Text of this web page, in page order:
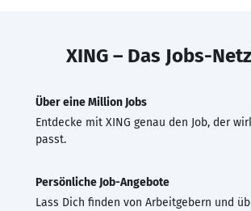
XING – Das Jobs-
Über eine Million Jobs
Entdecke mit XING genau den Job, der
passt.
Persönliche Job-Angebote
Lass Dich finden von Arbeitgebern und